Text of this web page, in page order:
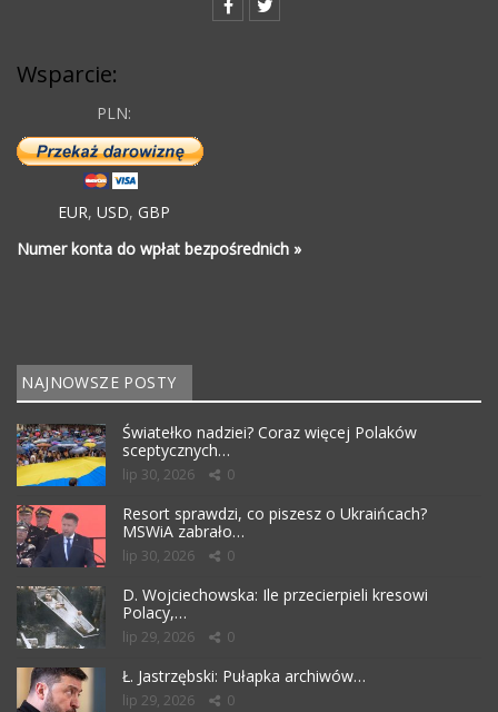
Wsparcie:
PLN:
EUR, USD, GBP
Numer konta do wpłat bezpośrednich »
NAJNOWSZE POSTY
Światełko nadziei? Coraz więcej Polaków
sceptycznych…
lip 30, 2026 0
Resort sprawdzi, co piszesz o Ukraińcach?
MSWiA zabrało…
lip 30, 2026 0
D. Wojciechowska: Ile przecierpieli kresowi
Polacy,…
lip 29, 2026 0
Ł. Jastrzębski: Pułapka archiwów…
lip 29, 2026 0